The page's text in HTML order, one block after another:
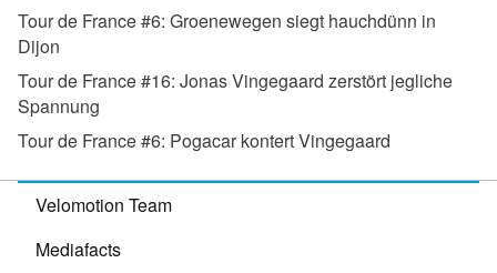
Tour de France #6: Groenewegen siegt hauchdünn in
Dijon
Tour de France #16: Jonas Vingegaard zerstört jegliche
Spannung
Tour de France #6: Pogacar kontert Vingegaard
Velomotion Team
Mediafacts